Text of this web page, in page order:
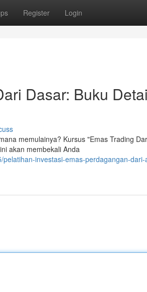
Register Login
Dasar: Buku
memulainya? Kursus "Emas Trading
akan membekali Anda
investasi-emas-perdagangan-